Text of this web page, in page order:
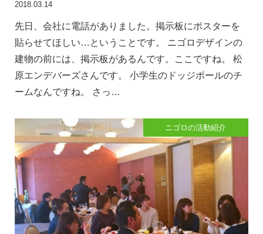
2018.03.14
先日、会社に電話がありました。掲示板にポスターを
貼らせてほしい…ということです。 ニゴロデザインの
建物の前には、掲示板があるんです。ここですね。 松
原エンデバーズさんです。 小学生のドッジボールのチ
ームなんですね。 さっ…
ニゴロの活動紹介